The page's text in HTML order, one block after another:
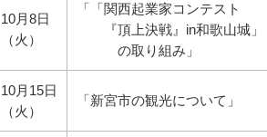
10月8日
（火）
「「関西起業家コンテスト
『頂上決戦』in和歌山城」
の取り組み」
10月15日
（火）
「新宮市の観光について」